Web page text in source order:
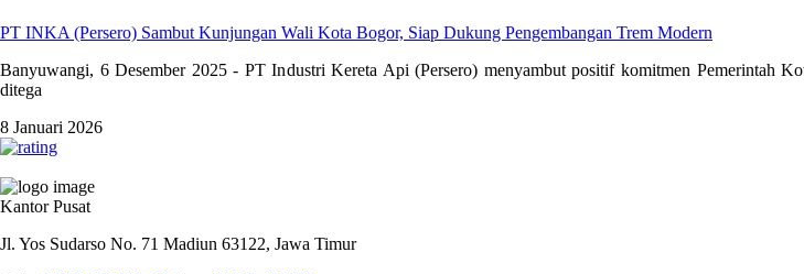
PT INKA (Persero) Sambut Kunjungan Wali Kota Bogor, Siap Dukung Pengembangan Trem Modern
Banyuwangi, 6 Desember 2025 - PT Industri Kereta Api (Persero) menyambut positif komitmen Pemerintah
ditega
8 Januari 2026
Kantor Pusat
Jl. Yos Sudarso No. 71 Madiun 63122, Jawa Timur